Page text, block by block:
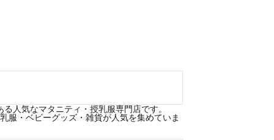
人気なマタニティ・授乳服専門店です。
服・ベビーグッズ・雑貨が人気を集めていま